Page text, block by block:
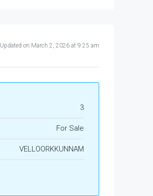
Updated on March 2, 2026 at 9:25 am
3
For Sale
VELLOORKKUNNAM